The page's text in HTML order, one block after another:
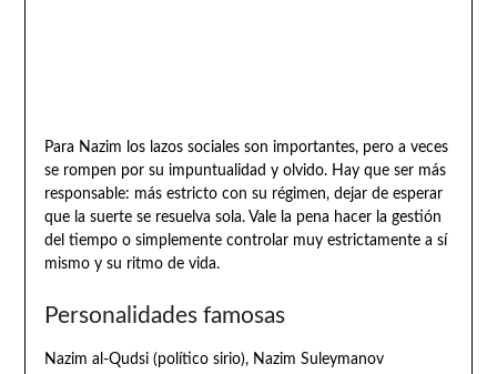
Para Nazim los lazos sociales son importantes, pero a veces
se rompen por su impuntualidad y olvido. Hay que ser más
responsable: más estricto con su régimen, dejar de esperar
que la suerte se resuelva sola. Vale la pena hacer la gestión
del tiempo o simplemente controlar muy estrictamente a sí
mismo y su ritmo de vida.
Personalidades famosas
Nazim al-Qudsi (político sirio), Nazim Suleymanov